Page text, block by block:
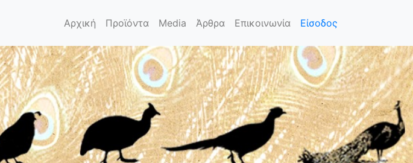
Αρχική Προϊόντα Media Άρθρα Επικοινωνία Είσοδος